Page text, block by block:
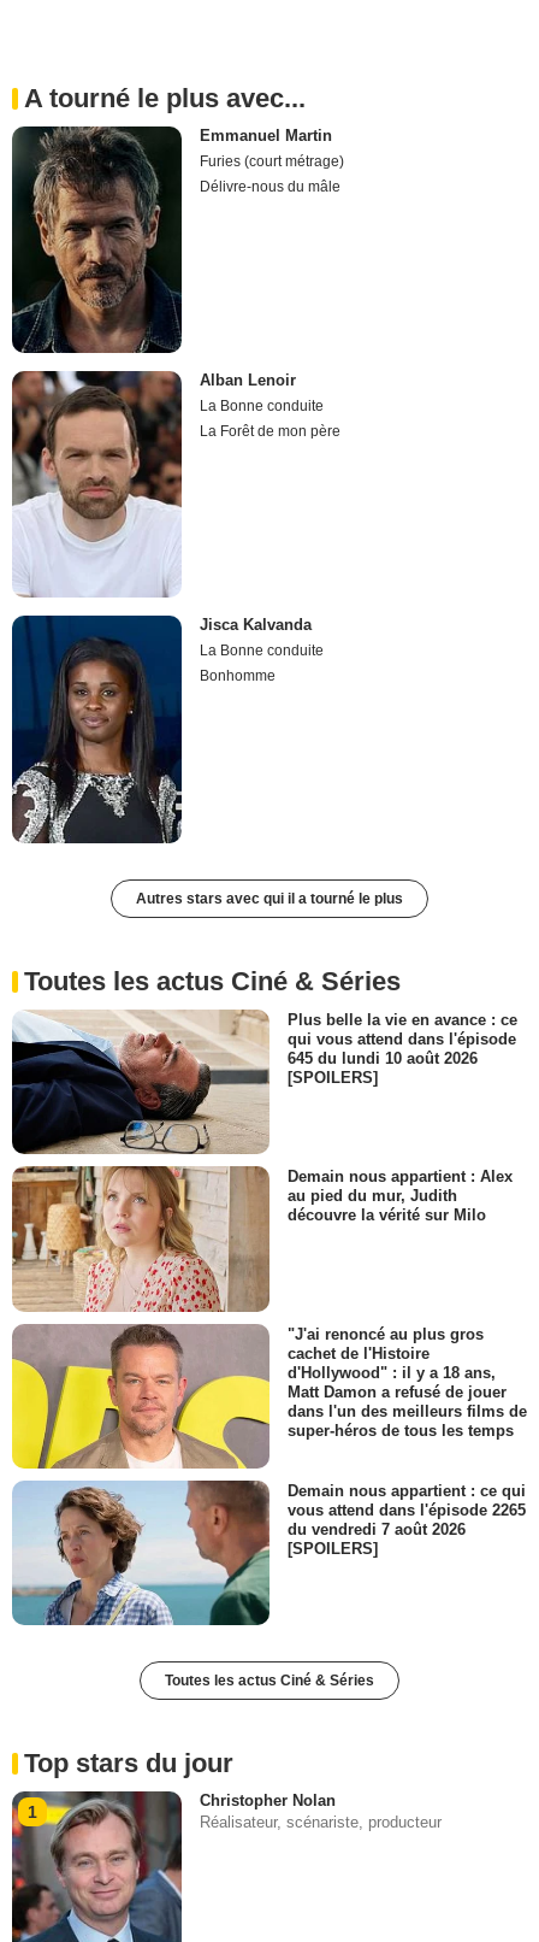
A tourné le plus avec...
Emmanuel Martin
Furies (court métrage)
Délivre-nous du mâle
Alban Lenoir
La Bonne conduite
La Forêt de mon père
Jisca Kalvanda
La Bonne conduite
Bonhomme
Autres stars avec qui il a tourné le plus
Toutes les actus Ciné & Séries
Plus belle la vie en avance : ce
qui vous attend dans l'épisode
645 du lundi 10 août 2026
[SPOILERS]
Demain nous appartient : Alex
au pied du mur, Judith
découvre la vérité sur Milo
"J'ai renoncé au plus gros
cachet de l'Histoire
d'Hollywood" : il y a 18 ans,
Matt Damon a refusé de jouer
dans l'un des meilleurs films de
super-héros de tous les temps
Demain nous appartient : ce qui
vous attend dans l'épisode 2265
du vendredi 7 août 2026
[SPOILERS]
Toutes les actus Ciné & Séries
Top stars du jour
1
Christopher Nolan
Réalisateur, scénariste, producteur